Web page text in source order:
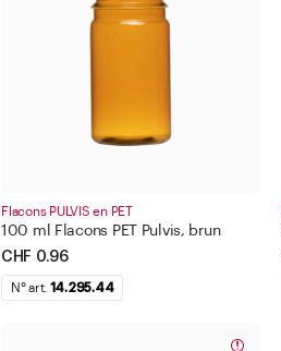
Flacons PULVIS en PET
100 ml Flacons PET Pulvis, brun
CHF 0.96
N° art. 14.295.44